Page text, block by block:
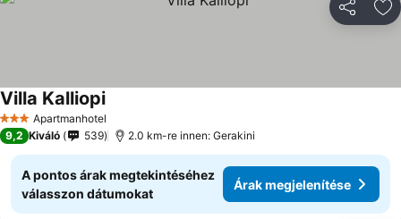
3 KategóriaApartmanhotel
Villa KalliopiÁrak megjelenítése
9,2 Kiváló 539 2.0 km-re innen: Gerakini
A pontos árak megtekintéséhez
válasszon dátumokat
Árak megjelenítése